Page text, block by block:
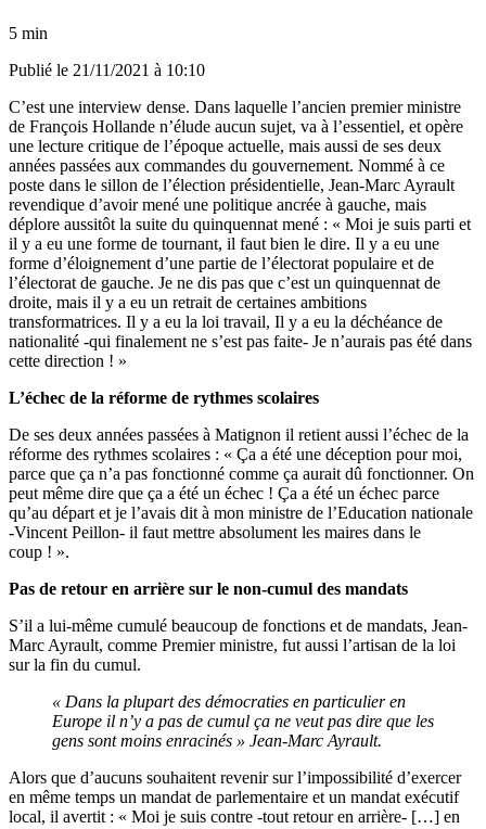
5 min
Publié le 21/11/2021 à 10:10
C’est une interview dense. Dans laquelle l’ancien premier ministre
de François Hollande n’élude aucun sujet, va à l’essentiel, et opère
une lecture critique de l’époque actuelle, mais aussi de ses deux
années passées aux commandes du gouvernement. Nommé à ce
poste dans le sillon de l’élection présidentielle, Jean-Marc Ayrault
revendique d’avoir mené une politique ancrée à gauche, mais
déplore aussitôt la suite du quinquennat mené : « Moi je suis parti et
il y a eu une forme de tournant, il faut bien le dire. Il y a eu une
forme d’éloignement d’une partie de l’électorat populaire et de
l’électorat de gauche. Je ne dis pas que c’est un quinquennat de
droite, mais il y a eu un retrait de certaines ambitions
transformatrices. Il y a eu la loi travail, Il y a eu la déchéance de
nationalité -qui finalement ne s’est pas faite- Je n’aurais pas été dans
cette direction ! »
L’échec de la réforme de rythmes scolaires
De ses deux années passées à Matignon il retient aussi l’échec de la
réforme des rythmes scolaires : « Ça a été une déception pour moi,
parce que ça n’a pas fonctionné comme ça aurait dû fonctionner. On
peut même dire que ça a été un échec ! Ça a été un échec parce
qu’au départ et je l’avais dit à mon ministre de l’Education nationale
-Vincent Peillon- il faut mettre absolument les maires dans le
coup ! ».
Pas de retour en arrière sur le non-cumul des mandats
S’il a lui-même cumulé beaucoup de fonctions et de mandats, Jean-
Marc Ayrault, comme Premier ministre, fut aussi l’artisan de la loi
sur la fin du cumul.
« Dans la plupart des démocraties en particulier en
Europe il n’y a pas de cumul ça ne veut pas dire que les
gens sont moins enracinés » Jean-Marc Ayrault.
Alors que d’aucuns souhaitent revenir sur l’impossibilité d’exercer
en même temps un mandat de parlementaire et un mandat exécutif
local, il avertit : « Moi je suis contre -tout retour en arrière- […] en